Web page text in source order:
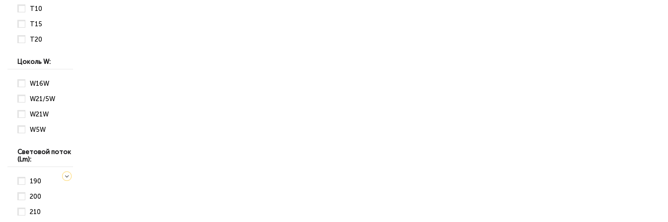
T10
T15
T20
Цоколь W:
W16W
W21/5W
W21W
W5W
Световой поток
(Lm):
190
200
210